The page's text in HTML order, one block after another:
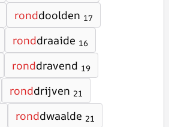
ronddoolden 17
ronddraaide 16
ronddravend 19
ronddrijven 21
ronddwaalde 21